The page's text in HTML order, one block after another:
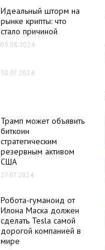
Идеальный шторм на
рынке крипты: что
стало причиной
05.08.2024
30.07.2024
Трамп может объявить
биткоин
стратегическим
резервным активом
США
27.07.2024
Робота-гуманоид от
Илона Маска должен
сделать Tesla самой
дорогой компанией в
мире